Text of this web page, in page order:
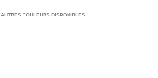
AUTRES COULEURS DISPONIBLES